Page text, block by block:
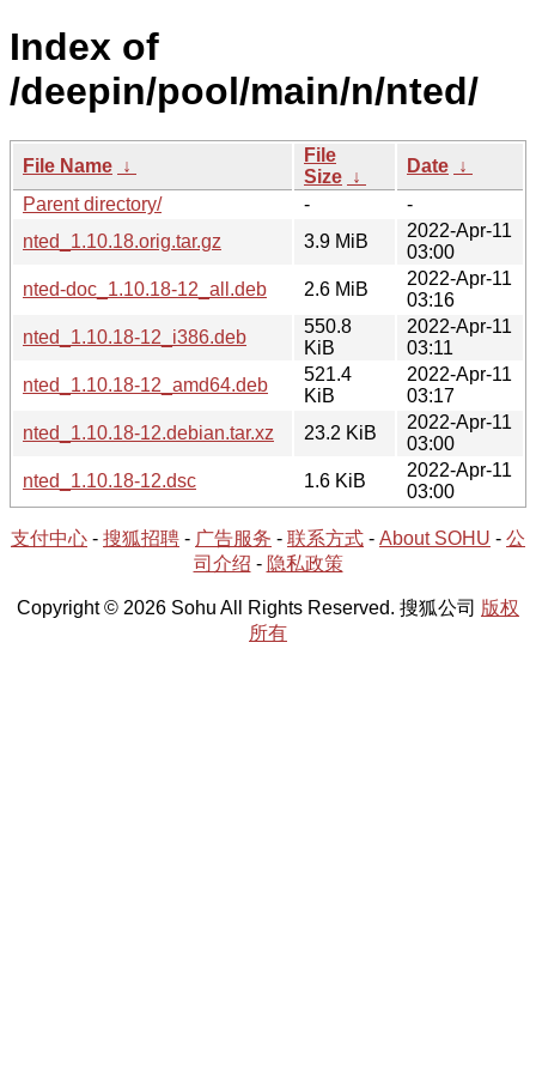
Index of
/deepin/pool/main/n/nted/
File Name ↓
File
Size ↓
Date ↓
Parent directory/
-
-
nted_1.10.18.orig.tar.gz
3.9 MiB
2022-Apr-11
03:00
nted-doc_1.10.18-12_all.deb
2.6 MiB
2022-Apr-11
03:16
nted_1.10.18-12_i386.deb
550.8
KiB
2022-Apr-11
03:11
nted_1.10.18-12_amd64.deb
521.4
KiB
2022-Apr-11
03:17
nted_1.10.18-12.debian.tar.xz
23.2 KiB
2022-Apr-11
03:00
nted_1.10.18-12.dsc
1.6 KiB
2022-Apr-11
03:00
支付中心 - 搜狐招聘 - 广告服务 - 联系方式 - About SOHU - 公
司介绍 - 隐私政策
Copyright © 2026 Sohu All Rights Reserved. 搜狐公司 版权
所有